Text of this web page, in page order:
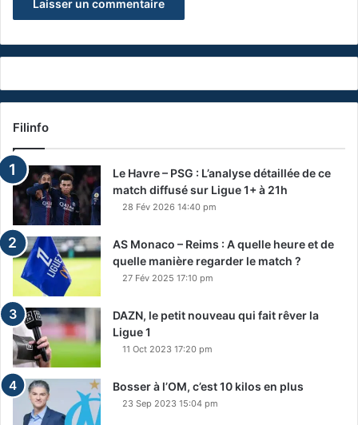
Filinfo
Le Havre – PSG : L’analyse détaillée de ce
match diffusé sur Ligue 1+ à 21h
28 Fév 2026 14:40 pm
AS Monaco – Reims : A quelle heure et de
quelle manière regarder le match ?
27 Fév 2025 17:10 pm
DAZN, le petit nouveau qui fait rêver la
Ligue 1
11 Oct 2023 17:20 pm
Bosser à l’OM, c’est 10 kilos en plus
23 Sep 2023 15:04 pm